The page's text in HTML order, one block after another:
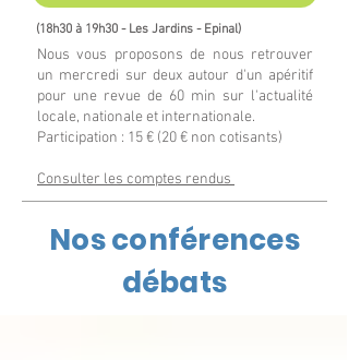
(18h30 à 19h30 - Les Jardins - Epinal)
Nous vous proposons de nous retrouver
un mercredi sur deux autour d'un apéritif
pour une revue de 60 min sur l'actualité
locale, nationale et internationale.
Participation : 15 € (20 € non cotisants)
Consulter les comptes rendus
Nos conférences
débats